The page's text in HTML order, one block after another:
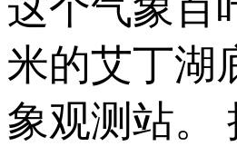
米的艾丁湖
象观测站。